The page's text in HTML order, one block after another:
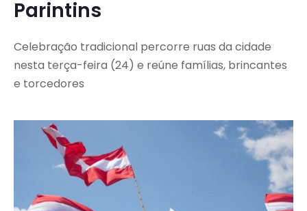
Parintins
Celebração tradicional percorre ruas da cidade
nesta terça-feira (24) e reúne famílias, brincantes
e torcedores